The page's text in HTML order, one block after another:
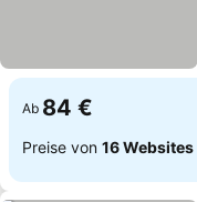
Ab 84 €
Preise von 16 Websites